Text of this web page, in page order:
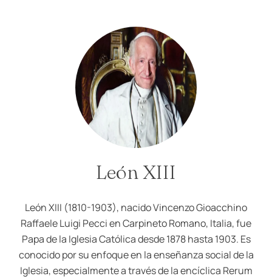
León XIII
León XIII (1810-1903), nacido Vincenzo Gioacchino
Raffaele Luigi Pecci en Carpineto Romano, Italia, fue
Papa de la Iglesia Católica desde 1878 hasta 1903. Es
conocido por su enfoque en la enseñanza social de la
Iglesia, especialmente a través de la encíclica Rerum